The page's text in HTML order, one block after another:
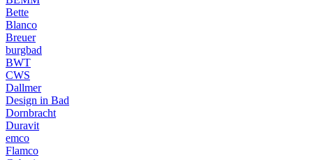
Bette
Blanco
Breuer
burgbad
BWT
CWS
Dallmer
Design in Bad
Dornbracht
Duravit
emco
Flamco